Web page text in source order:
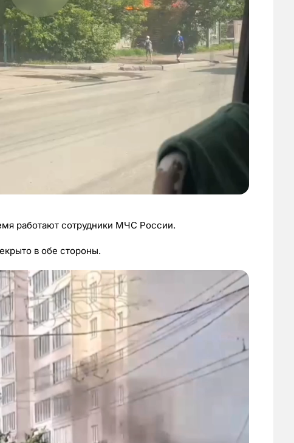
работают сотрудники МЧС России.
в обе стороны.